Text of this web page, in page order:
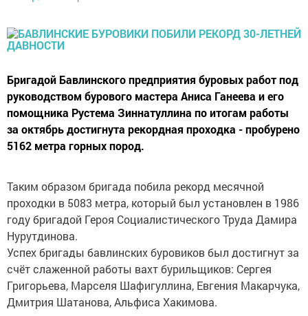
Бригадой Бавлинского предприятия буровых работ под
руководством бурового мастера Аниса Ганеева и его
помощника Рустема Зиннатуллина по итогам работы
за октябрь достигнута рекордная проходка - пробурено
5162 метра горных пород.
Таким образом бригада побила рекорд месячной
проходки в 5083 метра, который был установлен в 1986
году бригадой Героя Социалистического Труда Дамира
Нурутдинова.
Успех бригады бавлинских буровиков был достигнут за
счёт слаженной работы вахт бурильщиков: Сергея
Григорьева, Марселя Шафигуллина, Евгения Макарчука,
Дмитрия Шатанова, Альфиса Хакимова.